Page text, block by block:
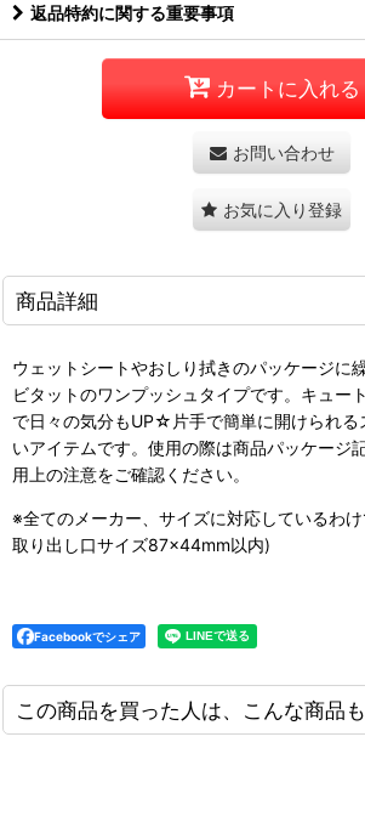
返品特約に関する重要事項
カートに入れる
お問い合わせ
お気に入り登録
商品詳細
ウェットシートやおしり拭きのパッケージに
ビタットのワンプッシュタイプです。キュー
で日々の気分もUP☆片手で簡単に開けられる
いアイテムです。使用の際は商品パッケージ
用上の注意をご確認ください。
※全てのメーカー、サイズに対応しているわ
取り出し口サイズ87×44mm以内)
Facebookでシェア
この商品を買った人は、こんな商品